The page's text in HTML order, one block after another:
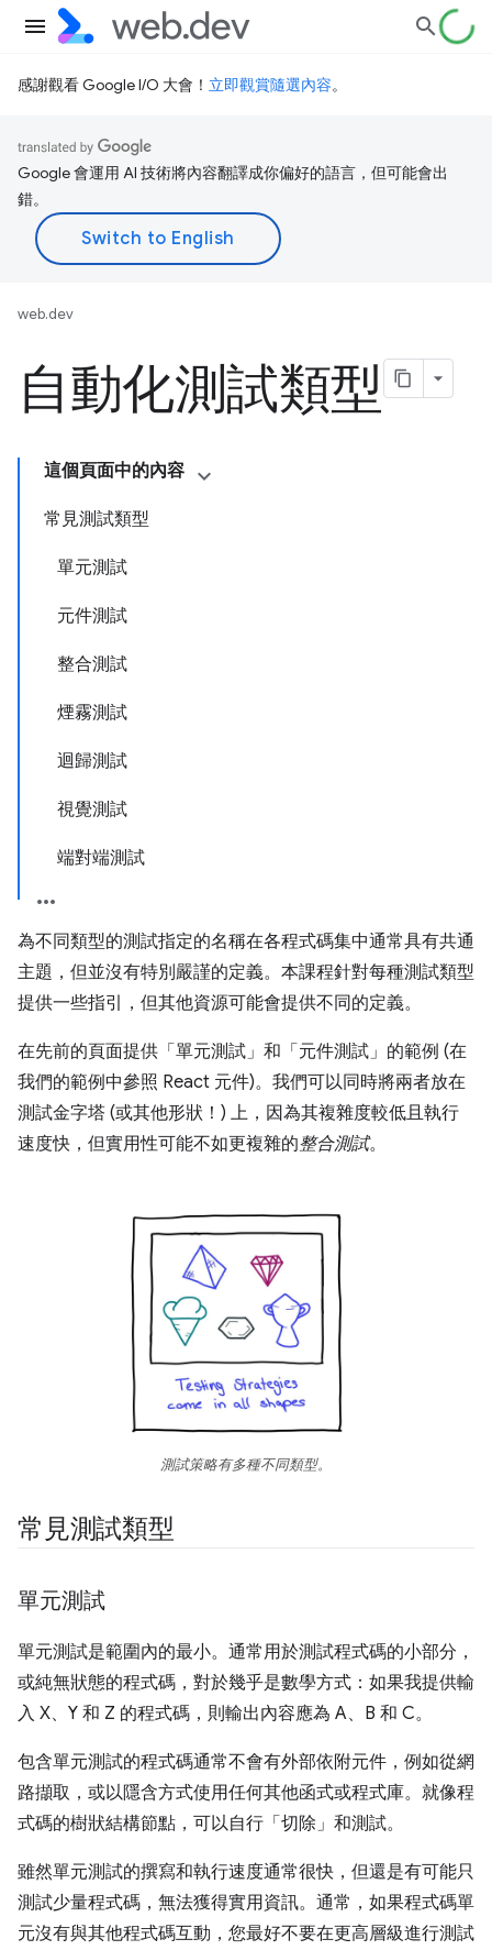
感謝觀看 Google I/O 大會！ 立即觀賞隨選內容。
Google 會運用 AI 技術將內容翻譯成你偏好的語言，但可能會出
錯。
web.dev
自動化測試類型
這個頁面中的內容
常見測試類型
單元測試
元件測試
整合測試
煙霧測試
迴歸測試
視覺測試
端對端測試
為不同類型的測試指定的名稱在各程式碼集中通常具有共通
主題，但並沒有特別嚴謹的定義。本課程針對每種測試類型
提供一些指引，但其他資源可能會提供不同的定義。
在先前的頁面提供「單元測試」 和「元件測試」 的範例 (在
我們的範例中參照 React 元件)。我們可以同時將兩者放在
測試金字塔 (或其他形狀！) 上，因為其複雜度較低且執行
速度快，但實用性可能不如更複雜的整合測試。
測試策略有多種不同類型。
常見測試類型
單元測試
單元測試是範圍內的最小。通常用於測試程式碼的小部分，
或純無狀態的程式碼，對於幾乎是數學方式：如果我提供輸
入 X、Y 和 Z 的程式碼，則輸出內容應為 A、B 和 C。
包含單元測試的程式碼通常不會有外部依附元件，例如從網
路擷取，或以隱含方式使用任何其他函式或程式庫。就像程
式碼的樹狀結構節點，可以自行「切除」和測試。
雖然單元測試的撰寫和執行速度通常很快，但還是有可能只
測試少量程式碼，無法獲得實用資訊。通常，如果程式碼單
元沒有與其他程式碼互動，您最好不要在更高層級進行測試